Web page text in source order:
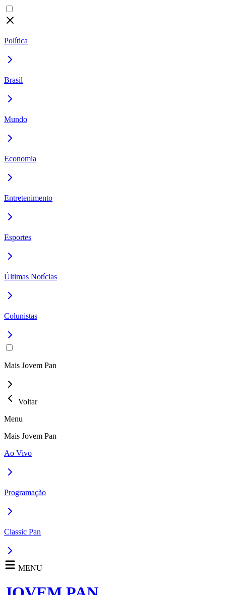
Política
Brasil
Mundo
Economia
Entretenimento
Esportes
Últimas Notícias
Colunistas
Mais Jovem Pan
Voltar
Menu
Mais Jovem Pan
Ao Vivo
Programação
Classic Pan
MENU